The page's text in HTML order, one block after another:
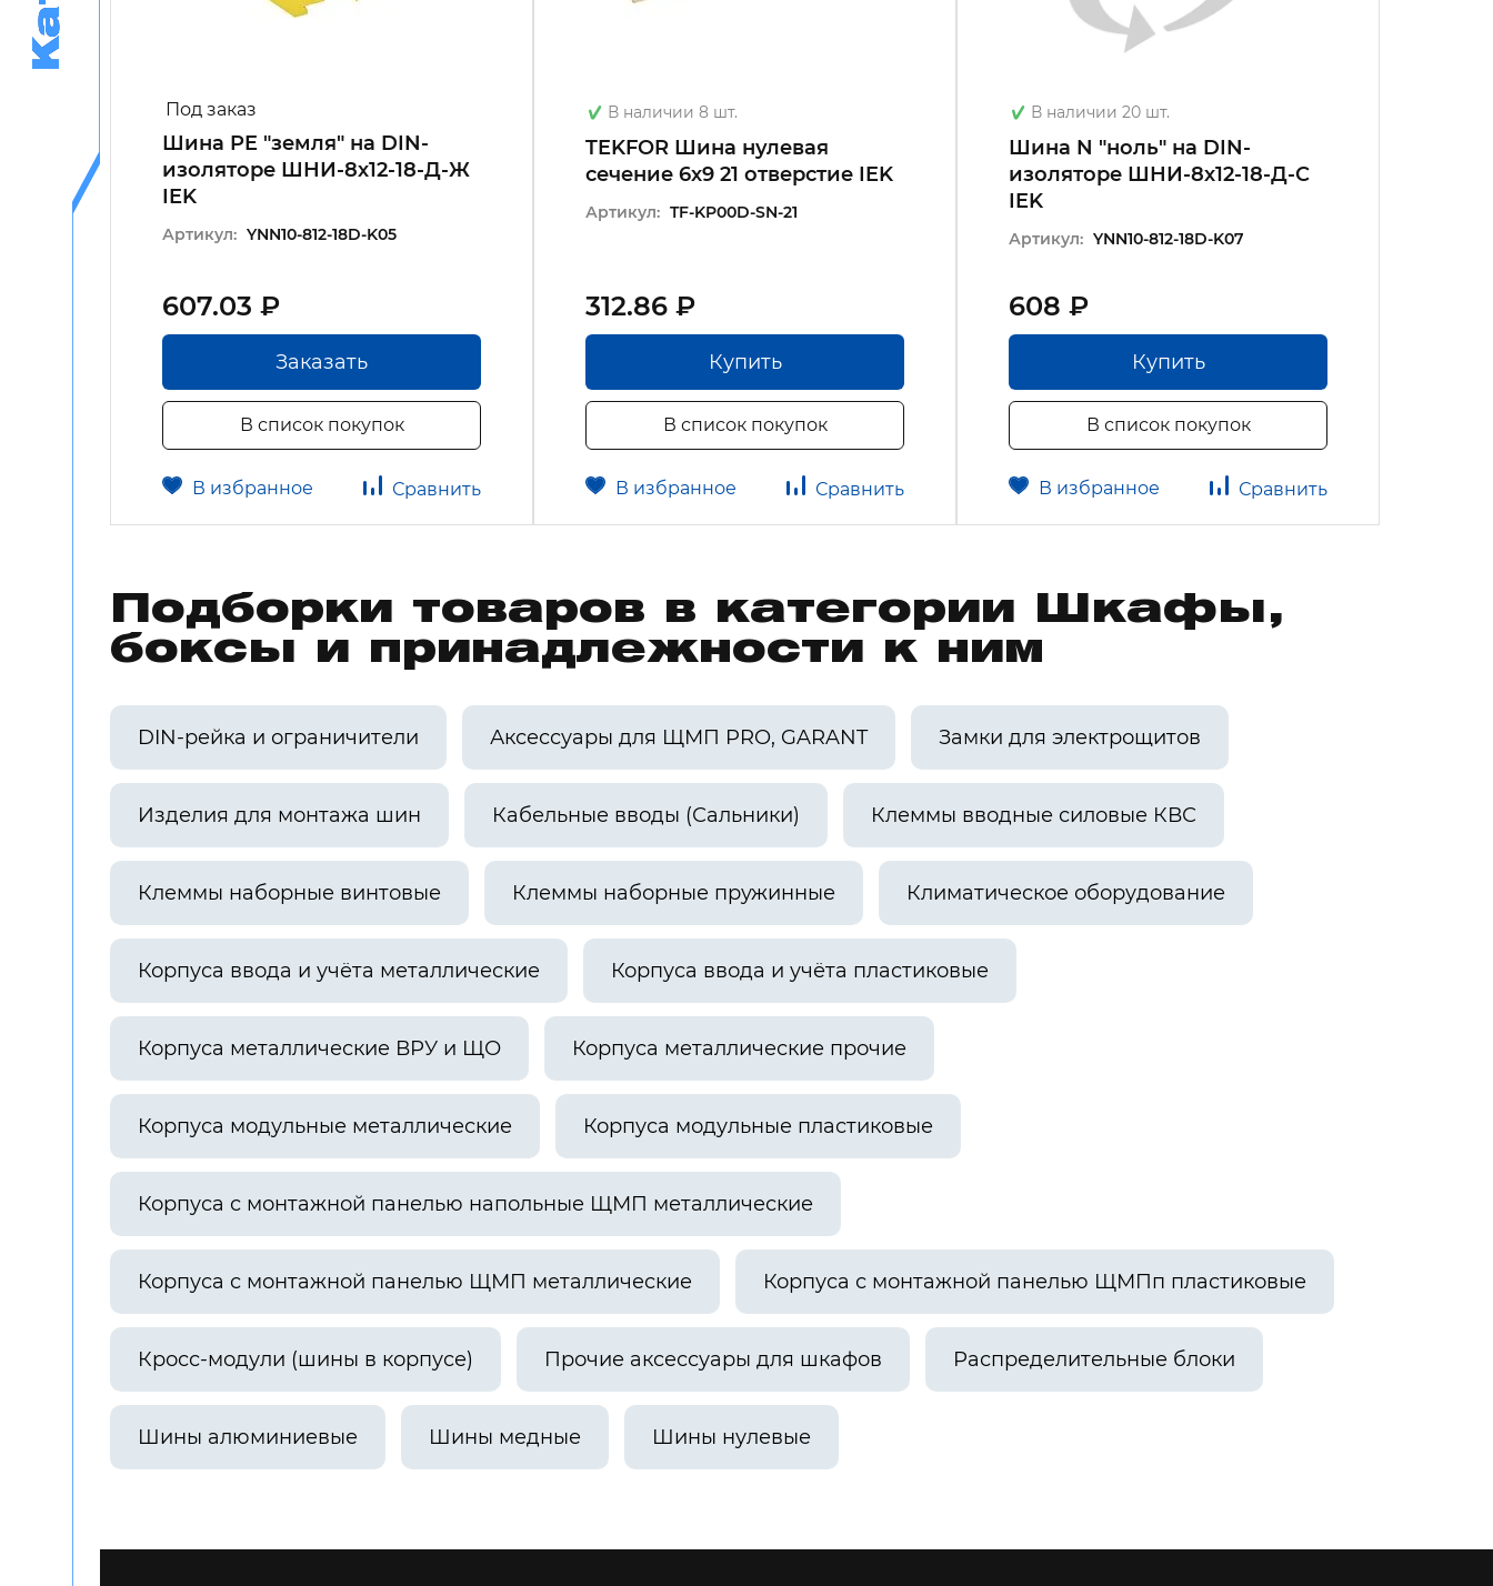
Под заказ
Шина PE "земля" на DIN-
изоляторе ШНИ-8х12-18-Д-Ж
IEK
Артикул: YNN10-812-18D-K05
607.03 ₽
Заказать
В список покупок
В избранное Сравнить
В наличии 8 шт.
TEKFOR Шина нулевая
сечение 6х9 21 отверстие IEK
Артикул: TF-KP00D-SN-21
312.86 ₽
Купить
В список покупок
В избранное Сравнить
В наличии 20 шт.
Шина N "ноль" на DIN-
изоляторе ШНИ-8х12-18-Д-С
IEK
Артикул: YNN10-812-18D-K07
608 ₽
Купить
В список покупок
В избранное Сравнить
Подборки товаров в категории Шкафы,
боксы и принадлежности к ним
DIN-рейка и ограничители Аксессуары для ЩМП PRO, GARANT Замки для электрощитов
Изделия для монтажа шин Кабельные вводы (Сальники) Клеммы вводные силовые КВС
Клеммы наборные винтовые Клеммы наборные пружинные Климатическое оборудование
Корпуса ввода и учёта металлические Корпуса ввода и учёта пластиковые
Корпуса металлические ВРУ и ЩО Корпуса металлические прочие
Корпуса модульные металлические Корпуса модульные пластиковые
Корпуса с монтажной панелью напольные ЩМП металлические
Корпуса с монтажной панелью ЩМП металлические Корпуса с монтажной панелью ЩМПп пластиковые
Кросс-модули (шины в корпусе) Прочие аксессуары для шкафов Распределительные блоки
Шины алюминиевые Шины медные Шины нулевые